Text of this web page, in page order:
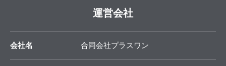
運営会社
会社名 合同会社プラスワン